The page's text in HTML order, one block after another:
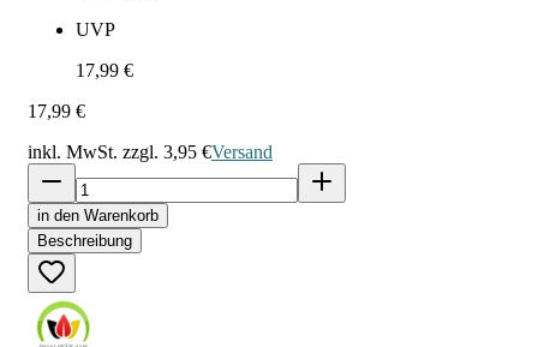
UVP
17,99 €
17,99 €
inkl. MwSt. zzgl. 3,95 €Versand
in den Warenkorb
Beschreibung